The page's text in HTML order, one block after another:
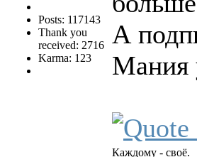
Posts: 117143
Thank you
received: 2716
Karma: 123
А
Мания
Каждому - своё.